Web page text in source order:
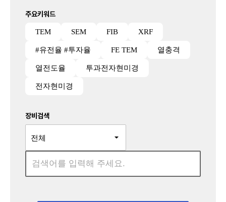
주요키워드
TEM SEM FIB XRF
#유전율 #투자율 FE TEM 열충격
열전도율 투과전자현미경
전자현미경
장비검색